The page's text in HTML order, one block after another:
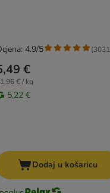
€
€ / kg
5,22 €
4.9/5 (3031
Dodaj u košaricu